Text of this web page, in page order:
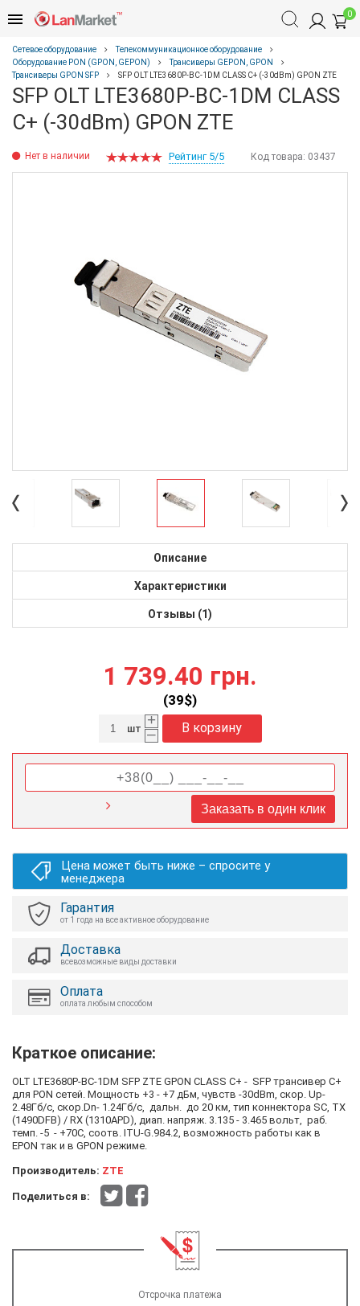
0
Сетевое оборудование
Телекоммуникационное оборудование
Оборудование PON (GPON, GEPON)
Трансиверы GEPON, GPON
Трансиверы GPON SFP
SFP OLT LTE3680P-BC-1DM CLASS C+ (-30dBm) GPON ZTE
SFP OLT LTE3680P-BC-1DM CLASS
C+ (-30dBm) GPON ZTE
Нет в наличии Код товара: 03437
Рейтинг 5/5
Описание
Характеристики
Отзывы (1)
1 739.40 грн.
(39$)
+
–
В корзину
шт
Заказать в один клик
Цена может быть ниже – спросите у
менеджера
Гарантия
от 1 года на все активное оборудование
Доставка
всевозможные виды доставки
Оплата
оплата любым способом
Краткое описание:
OLT LTE3680P-BC-1DM SFP ZTE GPON CLASS C+ - SFP трансивер C+
для PON сетей. Мощность +3 - +7 дБм, чувств -30dBm, скор. Up-
2.48Гб/с, скор.Dn- 1.24Гб/с, дальн. до 20 км, тип коннектора SC, TX
(1490DFB) / RX (1310APD), диап. напряж. 3.135 - 3.465 вольт, раб.
темп. -5 - +70С, соотв. ITU-G.984.2, возможность работы как в
EPON так и в GPON режиме.
Производитель: ZTE
Поделиться в:
Отсрочка платежа